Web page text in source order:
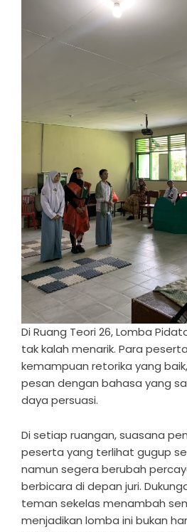
Di Ruang Teori 26, Lomba
tak kalah menarik. Para
kemampuan retorika yang
pesan dengan bahasa yang
daya persuasi.
Di setiap ruangan, suasana
peserta yang terlihat gugup
namun segera berubah
berbicara di depan juri.
teman sekelas menambah
menjadikan lomba ini bukan